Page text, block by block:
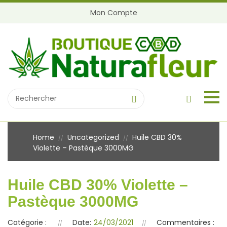
Mon Compte
Home // Uncategorized // Huile CBD 30%
Violette – Pastèque 3000MG
Huile CBD 30% Violette –
Pastèque 3000MG
Catégorie : Date: 24/03/2021 Commentaires :